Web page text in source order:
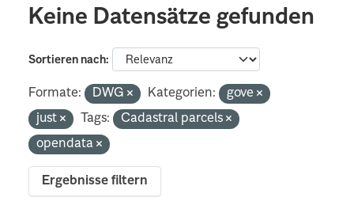
Keine Datensätze gefunden
Sortieren nach
Formate: DWG Kategorien:
gove
just
Tags:
Cadastral parcels
opendata
Ergebnisse filtern